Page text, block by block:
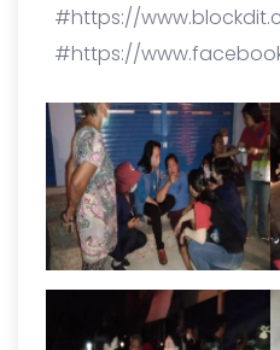
#https://
#https://